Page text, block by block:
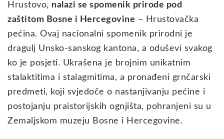
Hrustovo, nalazi se spomenik prirode pod
zaštitom Bosne i Hercegovine – Hrustovačka
pećina. Ovaj nacionalni spomenik prirodni je
dragulj Unsko-sanskog kantona, a oduševi svakog
ko je posjeti. Ukrašena je brojnim unikatnim
stalaktitima i stalagmitima, a pronađeni grnčarski
predmeti, koji svjedoče o nastanjivanju pećine i
postojanju praistorijskih ognjišta, pohranjeni su u
Zemaljskom muzeju Bosne i Hercegovine.